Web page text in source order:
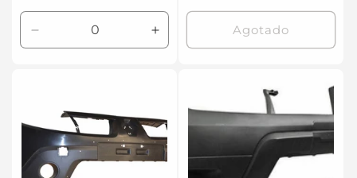
oferta
cantidad
Aumentar
cantidad
oferta
Agotado